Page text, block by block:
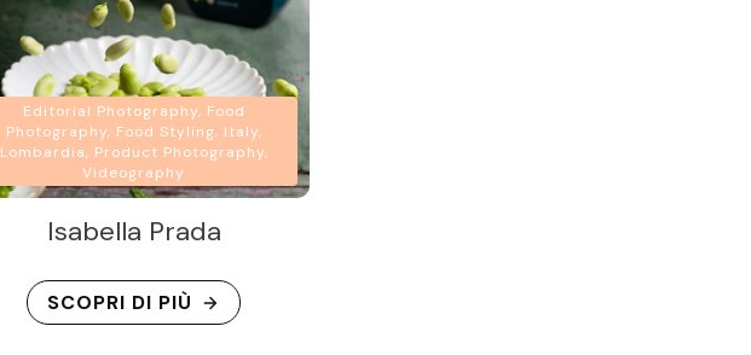
Editorial Photography, Food
Photography, Food Styling, Italy,
Lombardia, Product Photography,
Videography
Isabella Prada
SCOPRI DI PIÙ